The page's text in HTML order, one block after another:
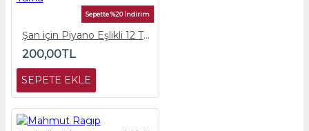
Sepette %20 İndirim
Şan için Piyano Eşlikli 12 Türkü
200,00TL
SEPETE EKLE